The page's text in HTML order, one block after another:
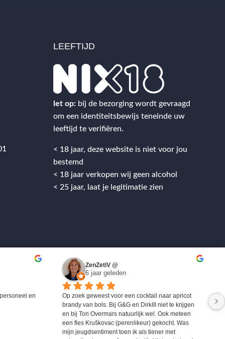
LEEFTIJD
let op: bij de bezorging wordt gevraagd
om een identiteitsbewijs teneinde uw
leeftijd te verifiëren.
< 18 jaar, deze website is niet voor jou
bestemd
< 18 jaar verkopen wij geen alcohol
< 25 jaar, laat je legitimatie zien
en
ZenZetiV @
6 jaar geleden
Op zoek geweest voor een cocktail naar apricot
brandy van bols. Bij G&G en DirkIII niet te krijgen
en bij Ton Overmars natuurlijk wel. Ook meteen
een fles Kruškovac (perenlikeur) gekocht. Was
mijn jeugdsentiment toen ik als tiener met